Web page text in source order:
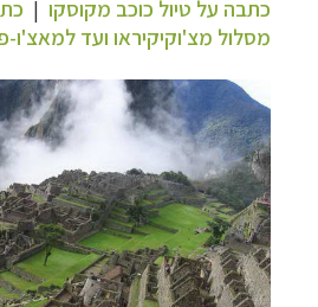
כתבה על טיול כוכב מקוסקו |
מסלול מצ'וקיקיראו ועד למאצ'ו-